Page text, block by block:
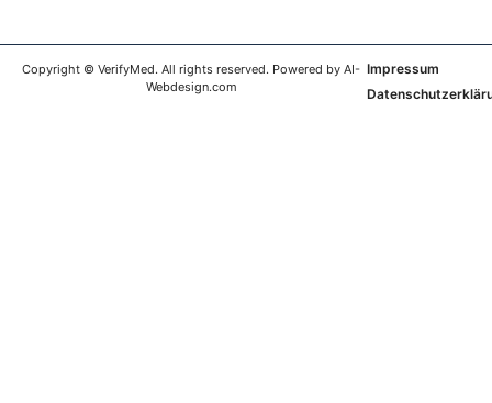
Copyright © VerifyMed. All rights reserved. Powered by AI-
Webdesign.com
Impressum